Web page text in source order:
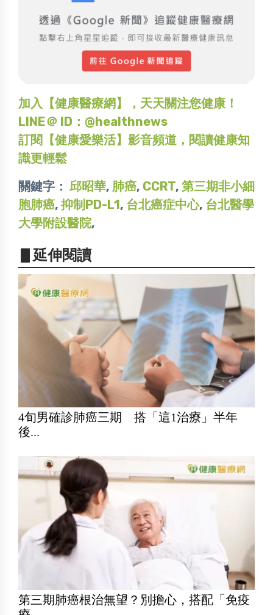
加入【健康醫療網】，天天關注您健康！
LINE＠ ID：@healthnews
訂閱【健康愛樂活】影音頻道，閱讀健康知
識更輕鬆
關鍵字： 邱昭華, 肺癌, CCRT, 第三期非小細
胞肺癌, 抑制PD-L1, 台北癌症中心, 台北醫學
大學附設醫院,
▋延伸閱讀
4旬男確診肺癌三期 搭「這1治療」半年
後...
第三期肺癌根治無望？別擔心，搭配「免疫